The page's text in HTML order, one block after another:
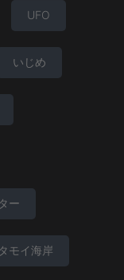
UFO
いじめ
ー
モイ海岸